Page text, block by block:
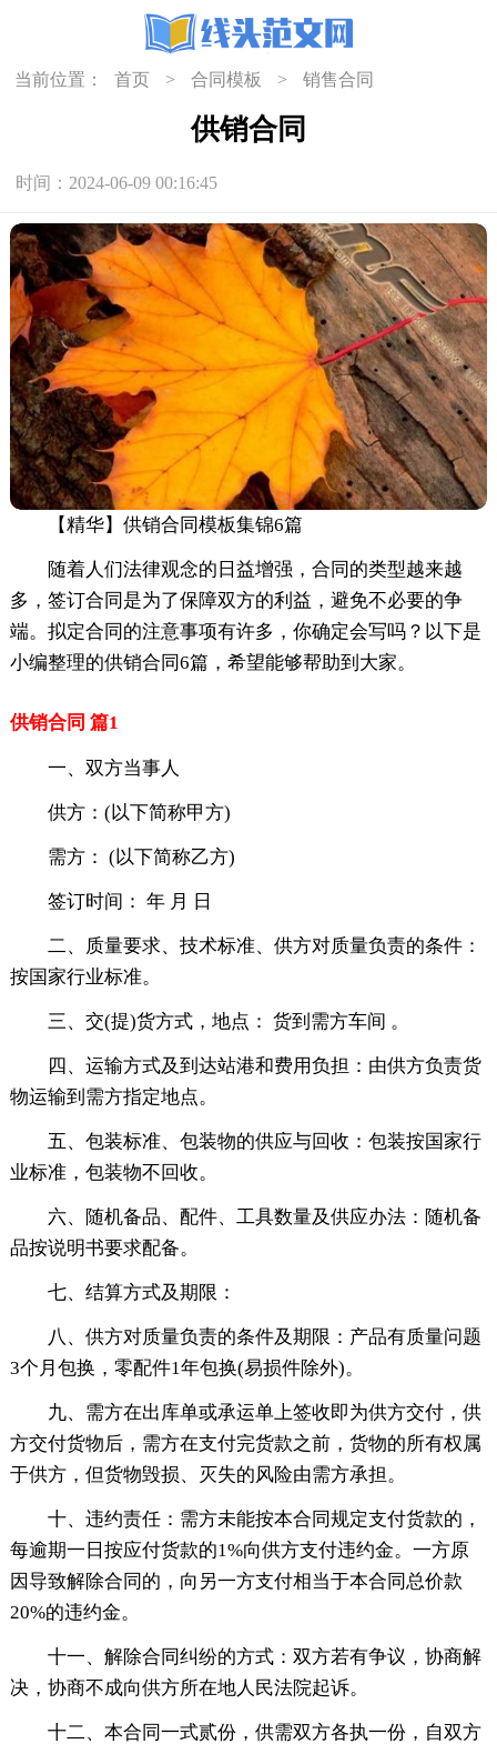
当前位置： 首页 > 合同模板 > 销售合同
供销合同
时间：2024-06-09 00:16:45
【精华】供销合同模板集锦6篇
随着人们法律观念的日益增强，合同的类型越来越
多，签订合同是为了保障双方的利益，避免不必要的争
端。拟定合同的注意事项有许多，你确定会写吗？以下是
小编整理的供销合同6篇，希望能够帮助到大家。
供销合同 篇1
一、双方当事人
供方：(以下简称甲方)
需方： (以下简称乙方)
签订时间： 年 月 日
二、质量要求、技术标准、供方对质量负责的条件：
按国家行业标准。
三、交(提)货方式，地点： 货到需方车间 。
四、运输方式及到达站港和费用负担：由供方负责货
物运输到需方指定地点。
五、包装标准、包装物的供应与回收：包装按国家行
业标准，包装物不回收。
六、随机备品、配件、工具数量及供应办法：随机备
品按说明书要求配备。
七、结算方式及期限：
八、供方对质量负责的条件及期限：产品有质量问题
3个月包换，零配件1年包换(易损件除外)。
九、需方在出库单或承运单上签收即为供方交付，供
方交付货物后，需方在支付完货款之前，货物的所有权属
于供方，但货物毁损、灭失的风险由需方承担。
十、违约责任：需方未能按本合同规定支付货款的，
每逾期一日按应付货款的1%向供方支付违约金。一方原
因导致解除合同的，向另一方支付相当于本合同总价款
20%的违约金。
十一、解除合同纠纷的方式：双方若有争议，协商解
决，协商不成向供方所在地人民法院起诉。
十二、本合同一式贰份，供需双方各执一份，自双方